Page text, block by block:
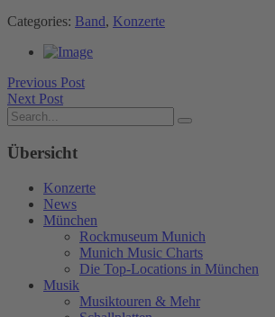
Categories: Band, Konzerte
Previous Post
Next Post
Übersicht
Konzerte
News
München
Rockmuseum Munich
Munich Music Charts
Die Top-Locations in München
Musik
Musiktouren & Mehr